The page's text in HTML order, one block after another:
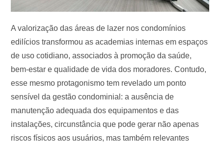
A valorização das áreas de lazer nos condomínios
edilícios transformou as academias internas em espaços
de uso cotidiano, associados à promoção da saúde,
bem-estar e qualidade de vida dos moradores. Contudo,
esse mesmo protagonismo tem revelado um ponto
sensível da gestão condominial: a ausência de
manutenção adequada dos equipamentos e das
instalações, circunstância que pode gerar não apenas
riscos físicos aos usuários, mas também relevantes